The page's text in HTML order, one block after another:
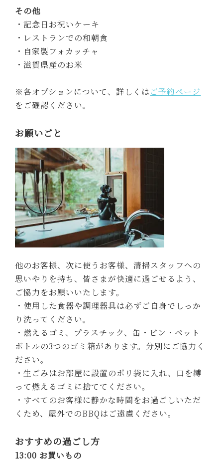
思いやりを持ち、皆さまが快適に過ごせるよう、
ご協力をお願いいたします。
・使用した食器や調理器具は必ずご自身でしっか
り洗ってください。
・燃えるゴミ、プラスチック、缶・ビン・ペット
ださい。
・生ごみはお部屋に設置のポリ袋に入れ、口を縛
・すべてのお客様に静かな時間をお過ごしいただ
おすすめの過ごし方
13:00 お買いもの
買い出し店リストを参考に、旬の野菜や地元の食
材を買い集める
15:00 チェックイン
ライブラリーで本を借りたり、周辺をお散歩した
り、のんびり過ごす